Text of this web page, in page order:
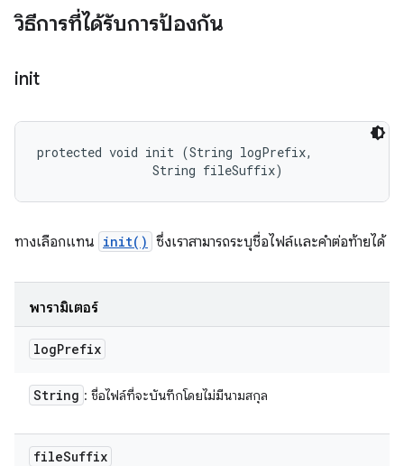
วิธีการที่ได้รับการป้องกัน
init
protected void init (String logPrefix,
                String fileSuffix)
ทางเลือกแทน init() ซึ่งเราสามารถระบุชื่อไฟล์และคำต่อท้ายได้
พารามิเตอร์
logPrefix
String : ชื่อไฟล์ที่จะบันทึกโดยไม่มีนามสกุล
fileSuffix